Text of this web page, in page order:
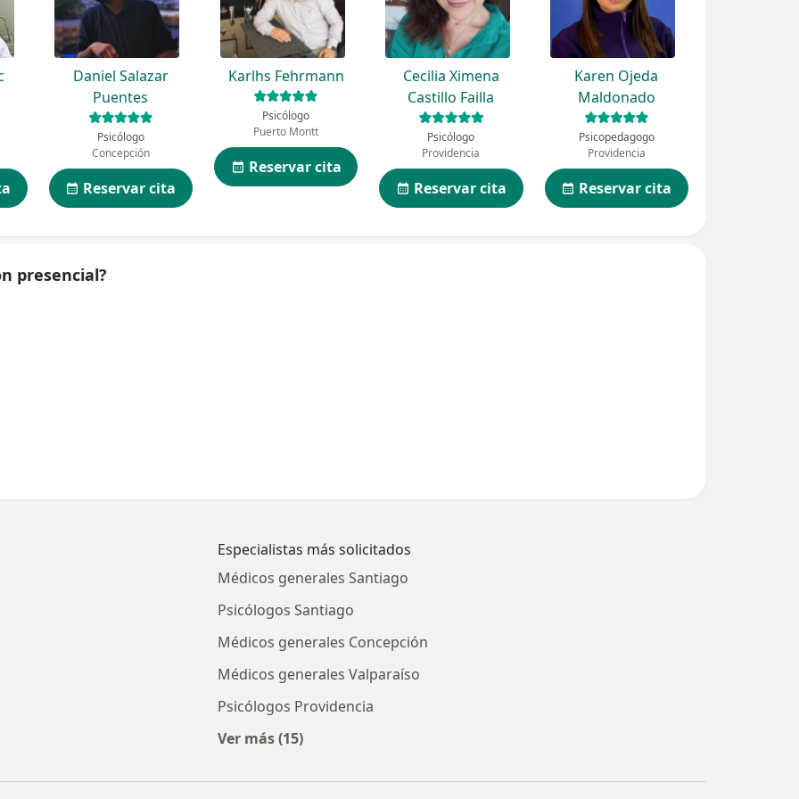
Daniel Salazar
Puentes
Psicólogo
Concepción
Reservar cita
Karlhs Fehrmann
Psicólogo
Puerto Montt
Reservar cita
Cecilia Ximena
Castillo Failla
Psicólogo
Providencia
Reservar cita
Karen Ojeda
Maldonado
Psicopedagogo
Providencia
Reservar cita
presencial?
Especialistas más solicitados
Médicos generales Santiago
Psicólogos Santiago
Médicos generales Concepción
Médicos generales Valparaíso
Psicólogos Providencia
Ver más (15)